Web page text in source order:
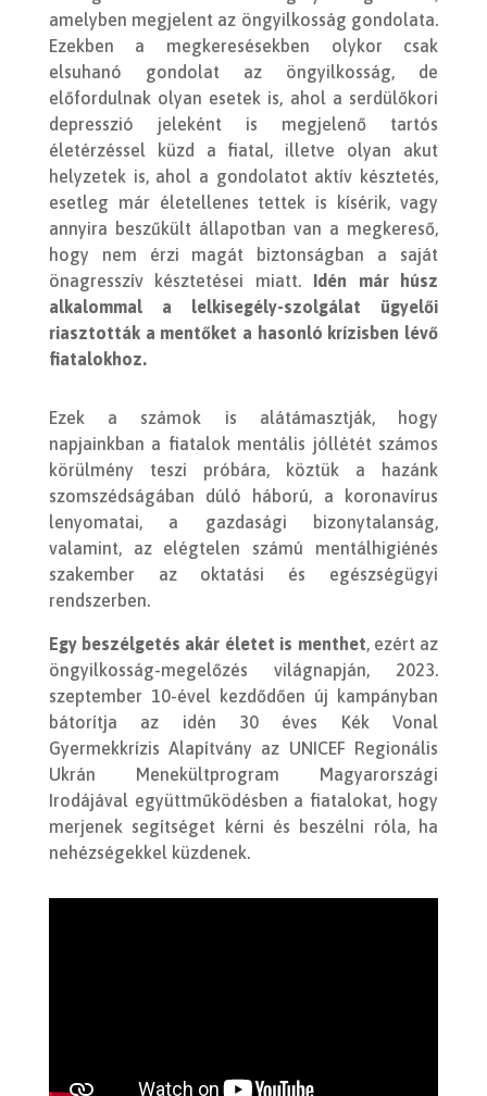
amelyben megjelent az öngyilkosság gondolata.
Ezekben a megkeresésekben olykor csak
elsuhanó gondolat az öngyilkosság, de
előfordulnak olyan esetek is, ahol a serdülőkori
depresszió jeleként is megjelenő tartós
életérzéssel küzd a fiatal, illetve olyan akut
helyzetek is, ahol a gondolatot aktív késztetés,
esetleg már életellenes tettek is kísérik, vagy
annyira beszűkült állapotban van a megkereső,
hogy nem érzi magát biztonságban a saját
önagresszív késztetései miatt.
Idén már húsz
alkalommal a lelkisegély-szolgálat ügyelői
riasztották a mentőket a hasonló krízisben lévő
fiatalokhoz.
Ezek a számok is alátámasztják, hogy
napjainkban a fiatalok mentális jóllétét számos
körülmény teszi próbára, köztük a hazánk
szomszédságában dúló háború, a koronavírus
lenyomatai, a gazdasági bizonytalanság,
valamint, az elégtelen számú mentálhigiénés
szakember az oktatási és egészségügyi
rendszerben.
Egy beszélgetés akár életet is menthet, ezért az
öngyilkosság-megelőzés világnapján, 2023.
szeptember 10-ével kezdődően új kampányban
bátorítja az idén 30 éves
Kék Vonal
Gyermekkrízis Alapítvány az UNICEF Regionális
Ukrán Menekültprogram Magyarországi
Irodájával együttműködésben a fiatalokat, hogy
merjenek segítséget kérni és beszélni róla, ha
nehézségekkel küzdenek.